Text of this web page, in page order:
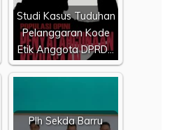
Studi Kasus Tuduhan
Pelanggaran Kode
Etik Anggota DPRD…
Plh Sekda Barru